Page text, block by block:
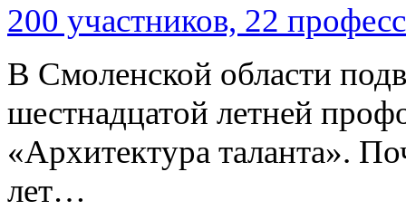
200 участников, 22
В Смоленской области
шестнадцатой летней
«Архитектура таланта».
лет…